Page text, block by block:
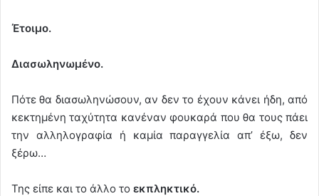
Έτοιμο.
Διασωληνωμένο.
Πότε θα διασωληνώσουν, αν δεν το έχουν κάνει ήδη, από
κεκτημένη ταχύτητα κανέναν φουκαρά που θα τους πάει
την αλληλογραφία ή καμία παραγγελία απ’ έξω, δεν
ξέρω…
Της είπε και το άλλο το εκπληκτικό.